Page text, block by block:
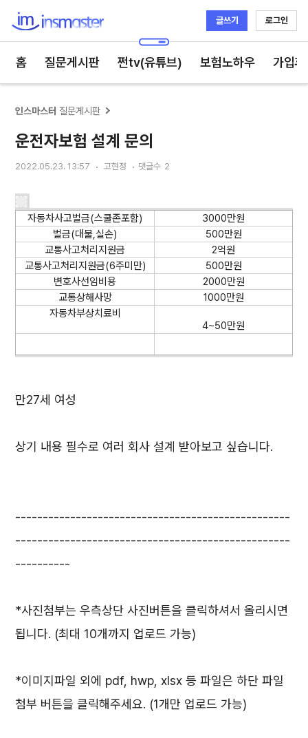
글쓰기 로그인
홈 질문게시판 쩐tv(유튜브) 보험노하우 가입
인스마스터 질문게시판
운전자보험 설계 문의
2022.05.23. 13:57 고현정 댓글수 2
자동차사고벌금(스쿨존포함)
3000만원
벌금(대물,실손)
500만원
교통사고처리지원금
2억원
교통사고처리지원금(6주미만)
500만원
변호사선임비용
2000만원
교통상해사망
1000만원
자동차부상치료비
4~50만원
만27세 여성
상기 내용 필수로 여러 회사 설계 받아보고 싶습니다.
--------------------------------------------------
--------------------------------------------------
----------
*사진첨부는 우측상단 사진버튼을 클릭하셔서 올리시면
됩니다. (최대 10개까지 업로드 가능)
*이미지파일 외에 pdf, hwp, xlsx 등 파일은 하단 파일
첨부 버튼을 클릭해주세요. (1개만 업로드 가능)